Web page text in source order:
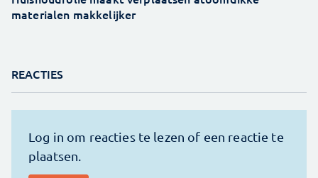
materialen makkelijker
REACTIES